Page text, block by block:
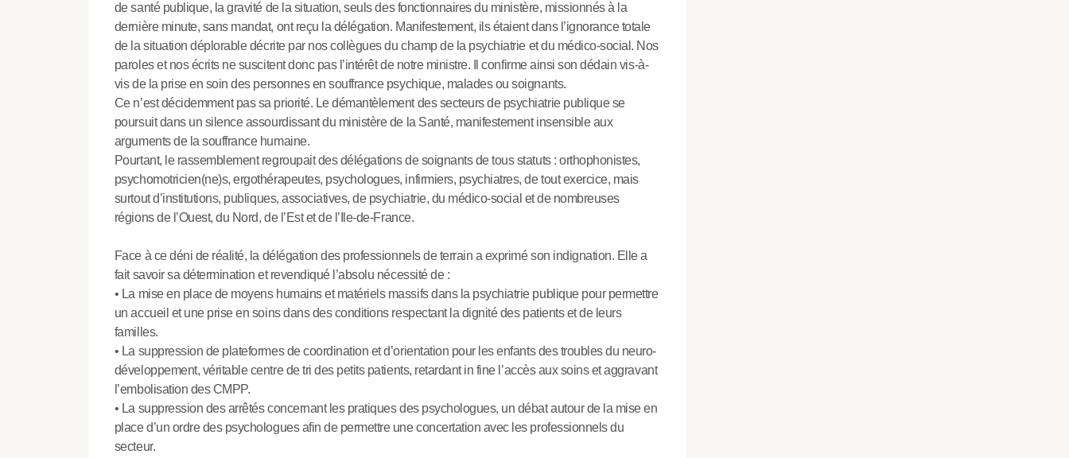
de santé publique, la gravité de la situation, seuls des fonctionnaires du ministère, missionnés à la
dernière minute, sans mandat, ont reçu la délégation. Manifestement, ils étaient dans l’ignorance totale
de la situation déplorable décrite par nos collègues du champ de la psychiatrie et du médico-social. Nos
paroles et nos écrits ne suscitent donc pas l’intérêt de notre ministre. Il confirme ainsi son dédain vis-à-
vis de la prise en soin des personnes en souffrance psychique, malades ou soignants.
Ce n’est décidemment pas sa priorité. Le démantèlement des secteurs de psychiatrie publique se
poursuit dans un silence assourdissant du ministère de la Santé, manifestement insensible aux
arguments de la souffrance humaine.
Pourtant, le rassemblement regroupait des délégations de soignants de tous statuts : orthophonistes,
psychomotricien(ne)s, ergothérapeutes, psychologues, infirmiers, psychiatres, de tout exercice, mais
surtout d’institutions, publiques, associatives, de psychiatrie, du médico-social et de nombreuses
régions de l’Ouest, du Nord, de l’Est et de l’Ile-de-France.
Face à ce déni de réalité, la délégation des professionnels de terrain a exprimé son indignation. Elle a
fait savoir sa détermination et revendiqué l’absolu nécessité de :
• La mise en place de moyens humains et matériels massifs dans la psychiatrie publique pour permettre
un accueil et une prise en soins dans des conditions respectant la dignité des patients et de leurs
familles.
• La suppression de plateformes de coordination et d’orientation pour les enfants des troubles du neuro-
développement, véritable centre de tri des petits patients, retardant in fine l’accès aux soins et aggravant
l’embolisation des CMPP.
• La suppression des arrêtés concernant les pratiques des psychologues, un débat autour de la mise en
place d’un ordre des psychologues afin de permettre une concertation avec les professionnels du
secteur.